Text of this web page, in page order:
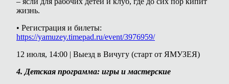
жизнь.
• Регистрация и билеты:
https://yamuzey.timepad.ru/event/3976959/
12 июля, 14:00 | Выезд в Вичугу (старт от ЯМУЗЕЯ)
4. Детская программа: игры и мастерские